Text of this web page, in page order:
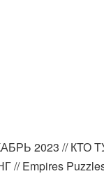
2023 // КТО
Empires